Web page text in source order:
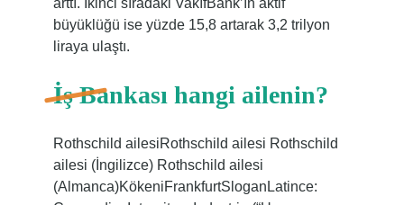
arttı. İkinci sıradaki VakıfBank’ın aktif
büyüklüğü ise yüzde 15,8 artarak 3,2 trilyon
liraya ulaştı.
İş Bankası hangi ailenin?
Rothschild ailesiRothschild ailesi Rothschild
ailesi (İngilizce) Rothschild ailesi
(Almanca)KökeniFrankfurtSloganLatince: